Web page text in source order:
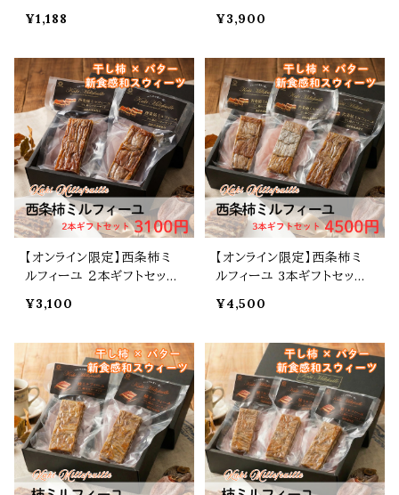
¥1,188 ¥3,900
【オンライン限定】西条柿ミ
ルフィーユ ２本ギフトセット
ーツ
¥3,100
【オンライン限定】西条柿ミ
ルフィーユ 3本ギフトセット
ーツ
¥4,500